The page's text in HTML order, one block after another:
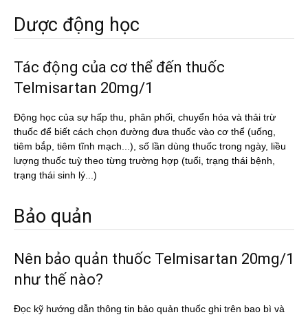
Dược động học
Tác động của cơ thể đến thuốc
Telmisartan 20mg/1
Động học của sự hấp thu, phân phối, chuyển hóa và thải trừ
thuốc để biết cách chọn đường đưa thuốc vào cơ thể (uống,
tiêm bắp, tiêm tĩnh mạch...), số lần dùng thuốc trong ngày, liều
lượng thuốc tuỳ theo từng trường hợp (tuổi, trạng thái bệnh,
trạng thái sinh lý...)
Bảo quản
Nên bảo quản thuốc Telmisartan 20mg/1
như thế nào?
Đọc kỹ hướng dẫn thông tin bảo quản thuốc ghi trên bao bì và